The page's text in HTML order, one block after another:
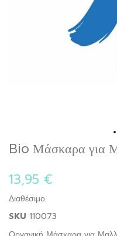
Bio Μάσκαρα για
13,95 €
Διαθέσιμο
SKU 110073
Skip
beginning
of
the
images
gallery